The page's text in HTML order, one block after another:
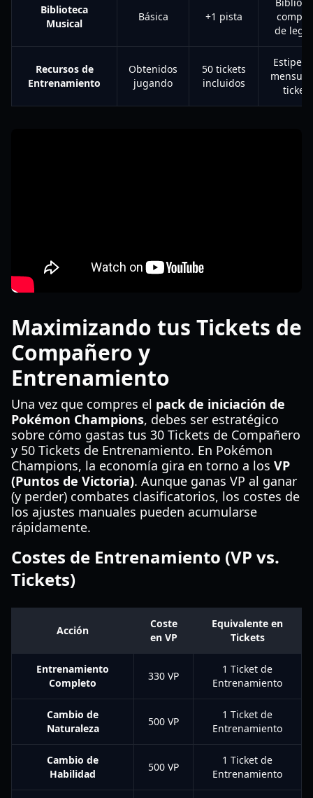
Biblioteca
Musical
Básica +1 pista
de
Recursos de
Entrenamiento
Obtenidos
jugando
50 tickets
incluidos
tickets
Maximizando tus Tickets de
Compañero y
Entrenamiento
Una vez que compres el pack de iniciación de
Pokémon Champions, debes ser estratégico
sobre cómo gastas tus 30 Tickets de Compañero
y 50 Tickets de Entrenamiento. En Pokémon
Champions, la economía gira en torno a los VP
(Puntos de Victoria). Aunque ganas VP al ganar
(y perder) combates clasificatorios, los costes de
los ajustes manuales pueden acumularse
rápidamente.
Costes de Entrenamiento (VP vs.
Tickets)
Acción
Coste
en VP
Equivalente en
Tickets
Entrenamiento
Completo
330 VP
1 Ticket de
Entrenamiento
Cambio de
Naturaleza
500 VP
1 Ticket de
Entrenamiento
Cambio de
Habilidad
500 VP
1 Ticket de
Entrenamiento